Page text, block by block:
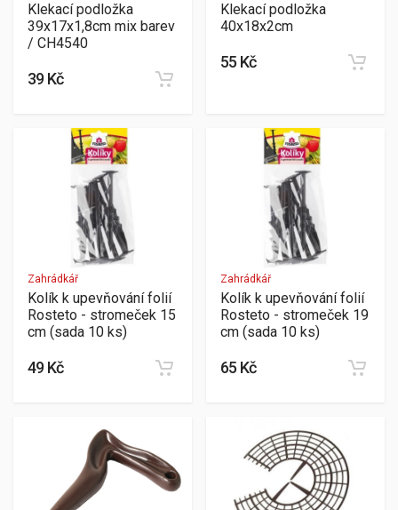
Klekací podložka
39x17x1,8cm mix barev
/ CH4540
39 Kč
Klekací podložka
40x18x2cm
55 Kč
Zahrádkář
Kolík k upevňování folií
Rosteto - stromeček 15
cm (sada 10 ks)
49 Kč
Zahrádkář
Kolík k upevňování folií
Rosteto - stromeček 19
cm (sada 10 ks)
65 Kč